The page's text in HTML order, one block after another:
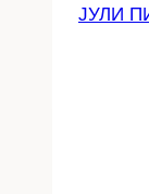
ЈУЛИ